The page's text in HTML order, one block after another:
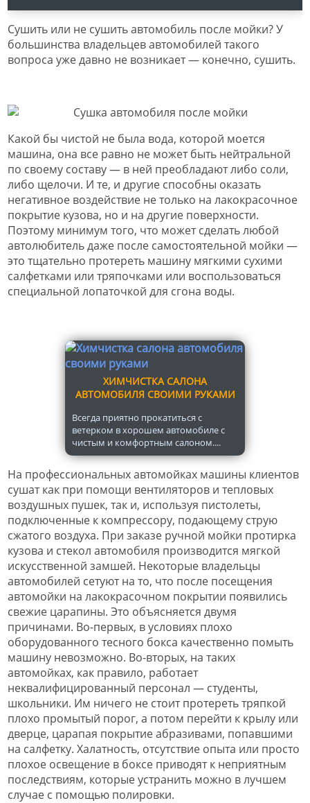
Сушить или не сушить автомобиль после мойки? У
большинства владельцев автомобилей такого
вопроса уже давно не возникает — конечно, сушить.
Какой бы чистой не была вода, которой моется
машина, она все равно не может быть нейтральной
по своему составу — в ней преобладают либо соли,
либо щелочи. И те, и другие способны оказать
негативное воздействие не только на лакокрасочное
покрытие кузова, но и на другие поверхности.
Поэтому минимум того, что может сделать любой
автолюбитель даже после самостоятельной мойки —
это тщательно протереть машину мягкими сухими
салфетками или тряпочками или воспользоваться
специальной лопаточкой для сгона воды.
ХИМЧИСТКА САЛОНА
АВТОМОБИЛЯ СВОИМИ РУКАМИ
Всегда приятно прокатиться с
ветерком в хорошем автомобиле с
чистым и комфортным салоном....
На профессиональных автомойках машины клиентов
сушат как при помощи вентиляторов и тепловых
воздушных пушек, так и, используя пистолеты,
подключенные к компрессору, подающему струю
сжатого воздуха. При заказе ручной мойки протирка
кузова и стекол автомобиля производится мягкой
искусственной замшей. Некоторые владельцы
автомобилей сетуют на то, что после посещения
автомойки на лакокрасочном покрытии появились
свежие царапины. Это объясняется двумя
причинами. Во-первых, в условиях плохо
оборудованного тесного бокса качественно помыть
машину невозможно. Во-вторых, на таких
автомойках, как правило, работает
неквалифицированный персонал — студенты,
школьники. Им ничего не стоит протереть тряпкой
плохо промытый порог, а потом перейти к крылу или
дверце, царапая покрытие абразивами, попавшими
на салфетку. Халатность, отсутствие опыта или просто
плохое освещение в боксе приводят к неприятным
последствиям, которые устранить можно в лучшем
случае с помощью полировки.